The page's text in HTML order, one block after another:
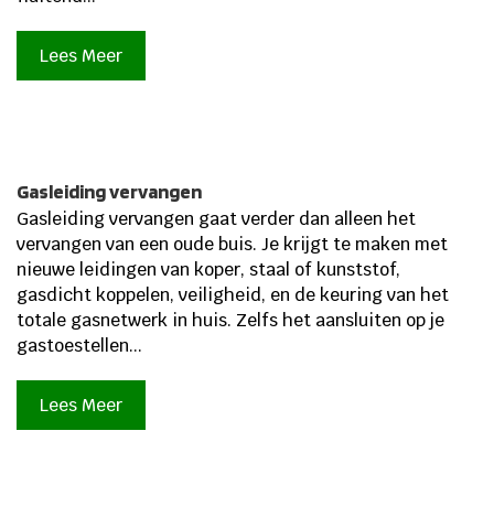
Lees Meer
Gasleiding vervangen
Gasleiding vervangen gaat verder dan alleen het
vervangen van een oude buis. Je krijgt te maken met
nieuwe leidingen van koper, staal of kunststof,
gasdicht koppelen, veiligheid, en de keuring van het
totale gasnetwerk in huis. Zelfs het aansluiten op je
gastoestellen...
Lees Meer